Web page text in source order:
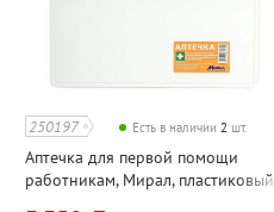
250197 Есть в наличии 2 шт.
Аптечка для первой помощи
работникам, Мирал, пластиковый